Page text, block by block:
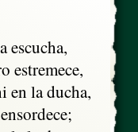
escucha,
estremece,
en la ducha,